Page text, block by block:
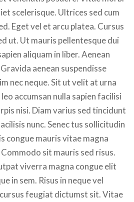
scelerisque. Ultrices sed cum
Eget vel et arcu platea. Cursus
ut. Ut mauris pellentesque dui
aliquam in liber. Aenean
aenean suspendisse
nec neque. Sit ut velit at urna
accumsan nulla sapien facilisi
nisi. Diam varius sed tincidunt
nunc. Senec tus sollicitudin
congue mauris vitae magna
sit mauris sed risus.
viverra magna congue elit
in sem. Risus in neque vel
feugiat dictumst sit. Vitae